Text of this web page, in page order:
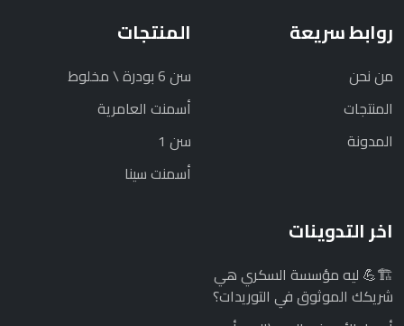
روابط سريعة
من نحن
المنتجات
المدونة
المنتجات
سن 6 بودرة \ مخلوط
أسمنت العامرية
سن 1
أسمنت سينا
اخر التدوينات
🏗️💪 ليه مؤسسة السكري هي
شريكك الموثوق في التوريدات؟